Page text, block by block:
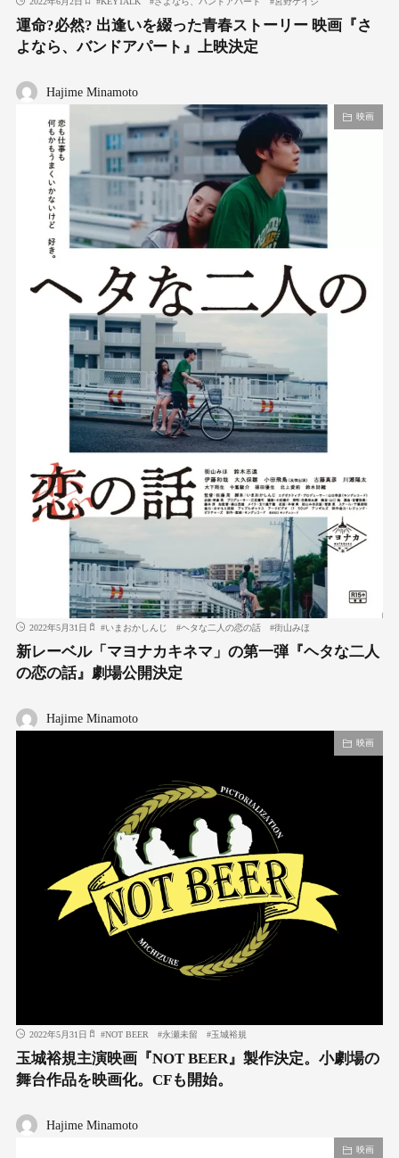
運命?必然? 出逢いを綴った青春ストーリー 映画『さ
よなら、バンドアパート』上映決定
Hajime Minamoto
映画
2022年5月31日 #いまおかしんじ #ヘタな二人の恋の話 #街山みほ
新レーベル「マヨナカキネマ」の第一弾『ヘタな二人
の恋の話』劇場公開決定
Hajime Minamoto
映画
2022年5月31日 #NOT BEER #永瀬未留 #玉城裕規
玉城裕規主演映画『NOT BEER』製作決定。小劇場の
舞台作品を映画化。CFも開始。
Hajime Minamoto
映画